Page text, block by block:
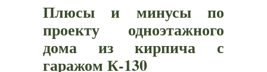
Плюсы и минусы по
проекту одноэтажного
дома из кирпича с
гаражом К-130